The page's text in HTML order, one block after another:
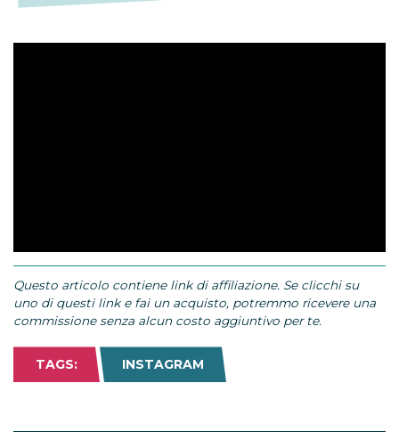
Questo articolo contiene link di affiliazione. Se clicchi su
uno di questi link e fai un acquisto, potremmo ricevere una
commissione senza alcun costo aggiuntivo per te.
TAGS: INSTAGRAM